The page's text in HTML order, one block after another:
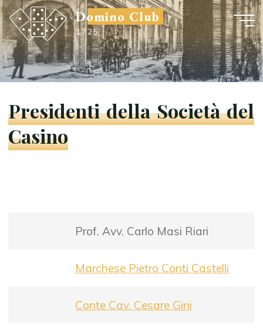
Salta
al
contenuto
Domino Club
1725
Presidenti della Società del
Casino
Prof. Avv. Carlo Masi Riari
Marchese Pietro Conti Castelli
Conte Cav. Cesare Gini